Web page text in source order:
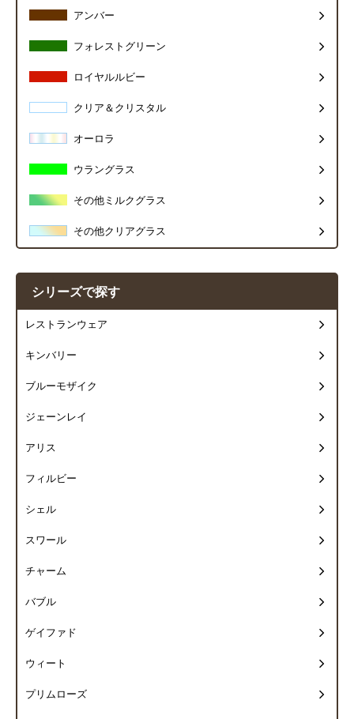
アンバー
フォレストグリーン
ロイヤルルビー
クリア＆クリスタル
オーロラ
ウラングラス
その他ミルクグラス
その他クリアグラス
シリーズで探す
レストランウェア
キンバリー
ブルーモザイク
ジェーンレイ
アリス
フィルビー
シェル
スワール
チャーム
バブル
ゲイファド
ウィート
プリムローズ